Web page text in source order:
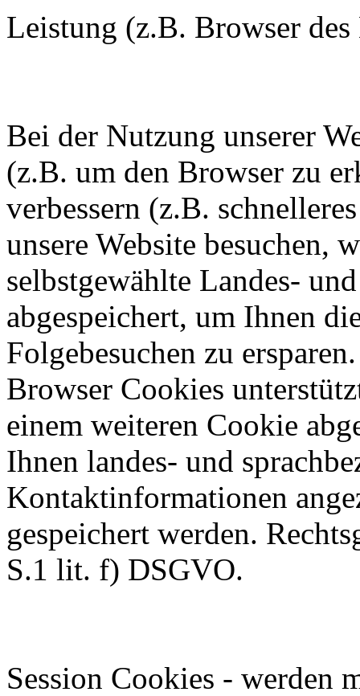
Leistung (z.B. Browser
Bei der Nutzung unserer
(z.B. um den Browser zu
verbessern (z.B.
unsere Website besuchen,
selbstgewählte Landes-
abgespeichert, um Ihnen
Folgebesuchen zu
Browser Cookies
einem weiteren Cookie
Ihnen landes- und
Kontaktinformationen
gespeichert werden.
S.1 lit. f) DSGVO.
Session Cookies - werden